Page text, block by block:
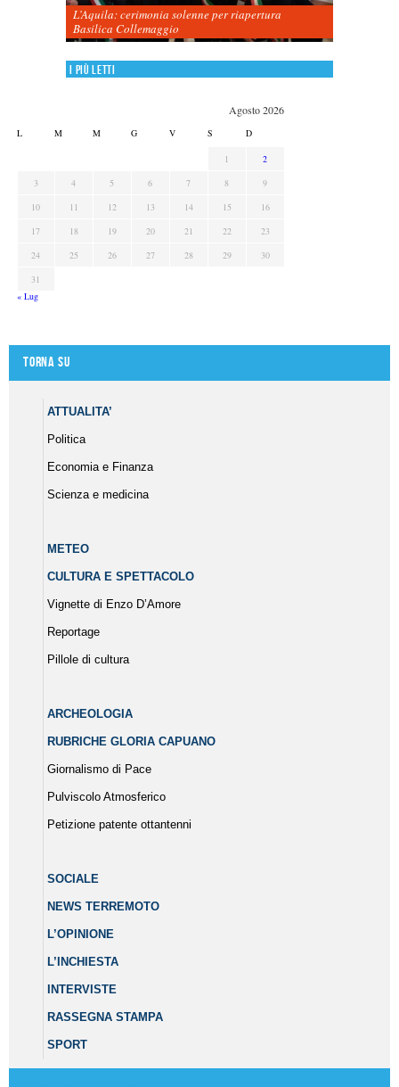
L’Aquila: cerimonia solenne per riapertura
Basilica Collemaggio
I più letti
Agosto 2026
L M M G V S D
1
2
3
4 5 6 7 8
9
10
11 12 13 14 15
16
17
18 19 20 21 22
23
24
25 26 27 28 29
30
31
« Lug
Torna su
ATTUALITA’
Politica
Economia e Finanza
Scienza e medicina
METEO
CULTURA E SPETTACOLO
Vignette di Enzo D’Amore
Reportage
Pillole di cultura
ARCHEOLOGIA
RUBRICHE GLORIA CAPUANO
Giornalismo di Pace
Pulviscolo Atmosferico
Petizione patente ottantenni
SOCIALE
NEWS TERREMOTO
L’OPINIONE
L’INCHIESTA
INTERVISTE
RASSEGNA STAMPA
SPORT